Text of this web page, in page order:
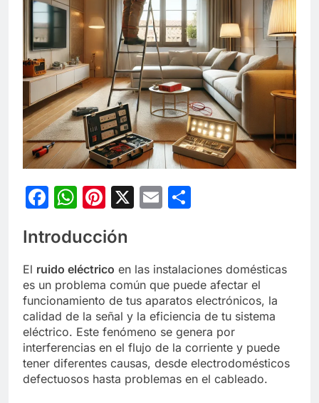
Facebook
WhatsApp
Pinterest
X Email
Introducción
El ruido eléctrico en las instalaciones domésticas
es un problema común que puede afectar el
funcionamiento de tus aparatos electrónicos, la
calidad de la señal y la eficiencia de tu sistema
eléctrico. Este fenómeno se genera por
interferencias en el flujo de la corriente y puede
tener diferentes causas, desde electrodomésticos
defectuosos hasta problemas en el cableado.